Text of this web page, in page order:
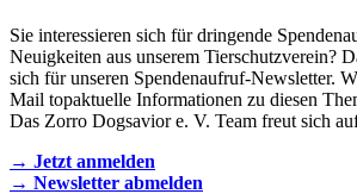
Sie interessieren sich für dringende
Neuigkeiten aus unserem Tierschutzverein?
sich für unseren Spendenaufruf-Newsletter.
Mail topaktuelle Informationen zu diesen
Das Zorro Dogsavior e. V. Team freut sich
→ Jetzt anmelden
→ Newsletter abmelden